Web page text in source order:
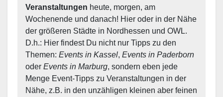
Veranstaltungen heute, morgen, am
Wochenende und danach! Hier oder in der Nähe
der größeren Städte in Nordhessen und OWL.
D.h.: Hier findest Du nicht nur Tipps zu den
Themen: Events in Kassel, Events in Paderborn
oder Events in Marburg, sondern eben jede
Menge Event-Tipps zu Veranstaltungen in der
Nähe, z.B. in den unzähligen kleinen aber feinen